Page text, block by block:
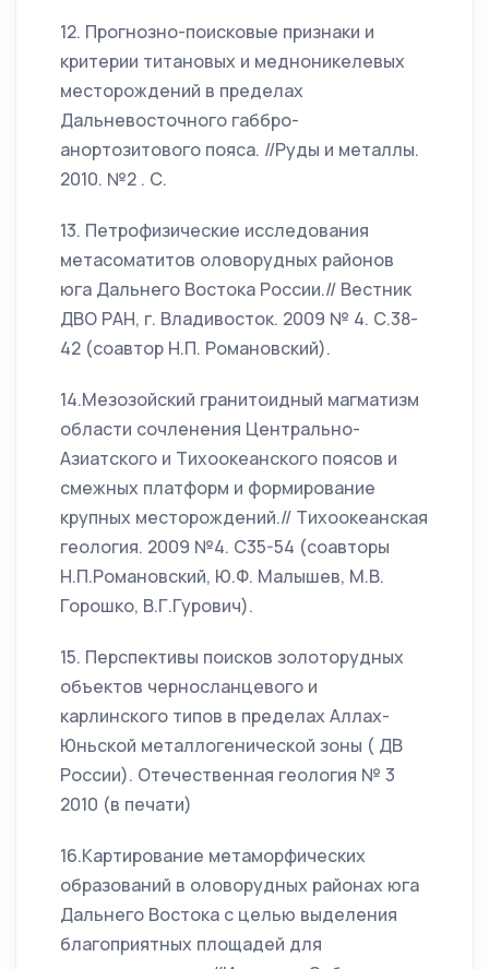
12. Прогнозно-поисковые признаки и
критерии титановых и медноникелевых
месторождений в пределах
Дальневосточного габбро-
анортозитового пояса. //Руды и металлы.
2010. №2 . С.
13. Петрофизические исследования
метасоматитов оловорудных районов
юга Дальнего Востока России.// Вестник
ДВО РАН, г. Владивосток. 2009 № 4. С.38-
42 (соавтор Н.П. Романовский).
14.Мезозойский гранитоидный магматизм
области сочленения Центрально-
Азиатского и Тихоокеанского поясов и
смежных платформ и формирование
крупных месторождений.// Тихоокеанская
геология. 2009 №4. С35-54 (соавторы
Н.П.Романовский, Ю.Ф. Малышев, М.В.
Горошко, В.Г.Гурович).
15. Перспективы поисков золоторудных
объектов черносланцевого и
карлинского типов в пределах Аллах-
Юньской металлогенической зоны ( ДВ
России). Отечественная геология № 3
2010 (в печати)
16.Картирование метаморфических
образований в оловорудных районах юга
Дальнего Востока с целью выделения
благоприятных площадей для